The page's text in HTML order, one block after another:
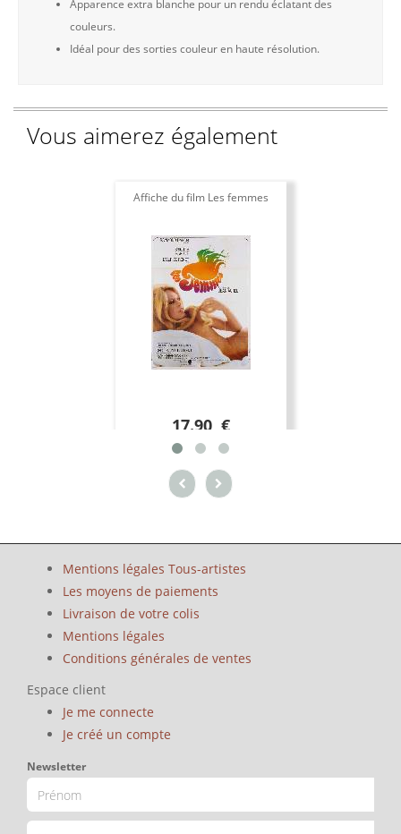
Apparence extra blanche pour un rendu éclatant des
couleurs.
Idéal pour des sorties couleur en haute résolution.
Vous aimerez également
Affiche du film Les femmes
17.90 €
Mentions légales Tous-artistes
Les moyens de paiements
Livraison de votre colis
Mentions légales
Conditions générales de ventes
Espace client
Je me connecte
Je créé un compte
Newsletter